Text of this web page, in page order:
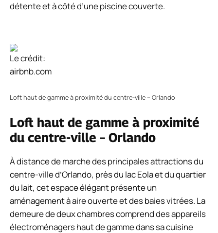
détente et à côté d’une piscine couverte.
Le crédit:
airbnb.com
Loft haut de gamme à proximité du centre-ville – Orlando
Loft haut de gamme à proximité
du centre-ville – Orlando
À distance de marche des principales attractions du
centre-ville d’Orlando, près du lac Eola et du quartier
du lait, cet espace élégant présente un
aménagement à aire ouverte et des baies vitrées. La
demeure de deux chambres comprend des appareils
électroménagers haut de gamme dans sa cuisine